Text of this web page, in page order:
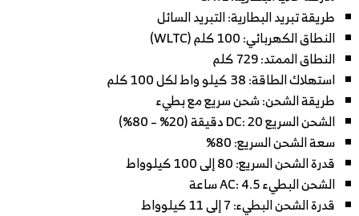
طريقة تبريد البطارية: التبريد السائل
النطاق الكهربائي: 100 كلم (WLTC)
النطاق الممتد: 729 كلم
استهلاك الطاقة: 38 كيلو واط لكل 100 كلم
طريقة الشحن: شحن سريع مع بطيء
الشحن السريع DC: 20 دقيقة (20% – 80%)
سعة الشحن السريع: 80%
قدرة الشحن السريع: 80 إلى 100 كيلوواط
الشحن البطيء AC: 4.5 ساعة
قدرة الشحن البطيء: 7 إلى 11 كيلوواط